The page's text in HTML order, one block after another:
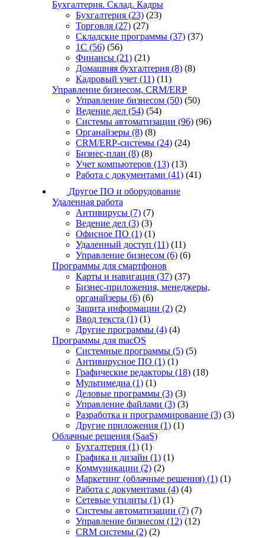
Бухгалтерия. Склад. Кадры
Бухгалтерия (23) (23)
Торговля (27) (27)
Складские программы (37) (37)
1С (56) (56)
Финансы (21) (21)
Домашняя бухгалтерия (8) (8)
Кадровый учет (11) (11)
Управление бизнесом, CRM/ERP
Управление бизнесом (50) (50)
Ведение дел (54) (54)
Системы автоматизации (96) (96)
Органайзеры (8) (8)
CRM/ERP-системы (24) (24)
Бизнес-план (8) (8)
Учет компьютеров (13) (13)
Работа с документами (41) (41)
Другое ПО и оборудование
Удаленная работа
Антивирусы (7) (7)
Ведение дел (3) (3)
Офисное ПО (1) (1)
Удаленный доступ (11) (11)
Управление бизнесом (6) (6)
Программы для смартфонов
Карты и навигация (37) (37)
Бизнес-приложения, менеджеры,
органайзеры (6) (6)
Защита информации (2) (2)
Ввод текста (1) (1)
Другие программы (4) (4)
Программы для macOS
Системные программы (5) (5)
Антивирусное ПО (1) (1)
Графические редакторы (18) (18)
Мультимедиа (1) (1)
Деловые программы (3) (3)
Управление файлами (3) (3)
Разработка и программирование (3) (3)
Другие приложения (1) (1)
Облачные решения (SaaS)
Бухгалтерия (1) (1)
Графика и дизайн (1) (1)
Коммуникации (2) (2)
Маркетинг (облачные решения) (1) (1)
Работа с документами (4) (4)
Сетевые утилиты (1) (1)
Системы автоматизации (7) (7)
Управление бизнесом (12) (12)
CRM системы (2) (2)